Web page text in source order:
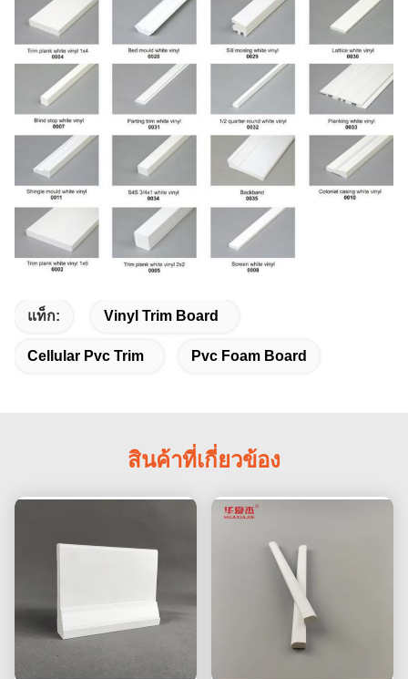
แท็ก: Vinyl Trim Board
Cellular Pvc Trim Pvc Foam Board
สินค้าที่เกี่ยวข้อง